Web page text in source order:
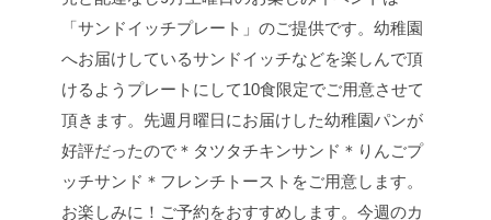
「サンドイッチプレート」のご提供です。 幼稚園
へお届けしているサンドイッチなどを楽しんで頂
けるようプレートにして10食限定でご用意させて
頂きます。 先週月曜日にお届けした幼稚園パンが
好評だったので ＊タツタチキンサンド ＊りんごプ
ッチサンド ＊フレンチトースト をご用意します。
お楽しみに！ ご予約をおすすめします。 今週のカ